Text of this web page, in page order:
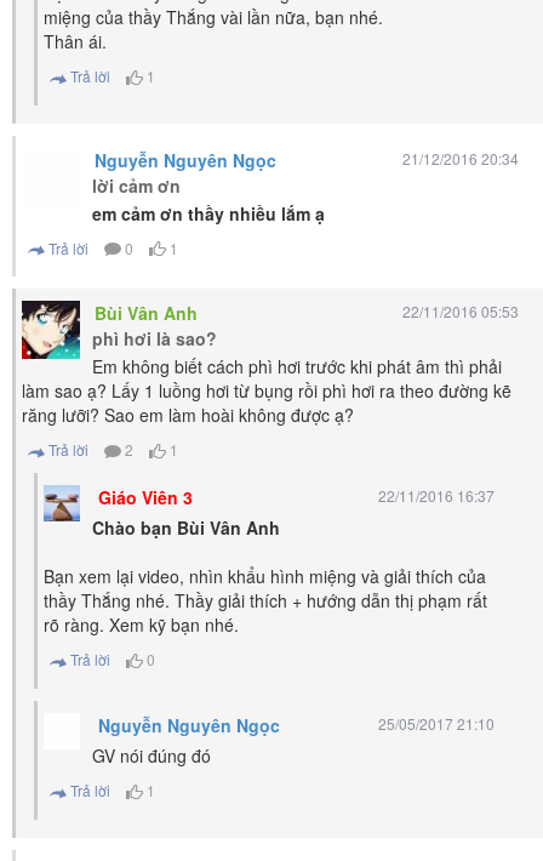
miệng của thầy Thắng vài lần nữa, bạn nhé.
Thân ái.
Trả lời 1
Nguyễn Nguyên Ngọc 21/12/2016 20:34
lời cảm ơn
em cảm ơn thầy nhiều lắm ạ
Trả lời 0 1
Bùi Vân Anh 22/11/2016 05:53
phì hơi là sao?
Em không biết cách phì hơi trước khi phát âm thì phải
làm sao ạ? Lấy 1 luồng hơi từ bụng rồi phì hơi ra theo đường kẽ
răng lưỡi? Sao em làm hoài không được ạ?
Trả lời 2 1
Giáo Viên 3 22/11/2016 16:37
Chào bạn Bùi Vân Anh
Bạn xem lại video, nhìn khẩu hình miệng và giải thích của
thầy Thắng nhé. Thầy giải thích + hướng dẫn thị phạm rất
rõ ràng. Xem kỹ bạn nhé.
Trả lời 0
Nguyễn Nguyên Ngọc 25/05/2017 21:10
GV nói đúng đó
Trả lời 1